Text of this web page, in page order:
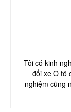
Tôi có kinh
đổi xe Ô tô
nghiệm cũng